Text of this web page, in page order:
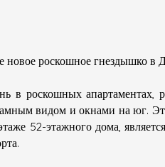
новое роскошное гнездышко в
в роскошных
видом и окнами на юг.
52-этажного дома,